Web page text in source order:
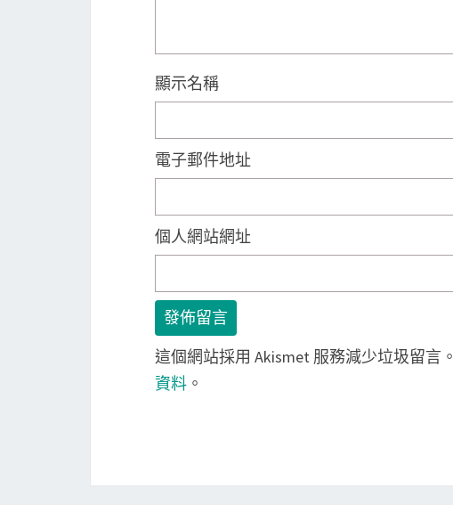
顯示名稱
電子郵件地址
個人網站網址
這個網站採用 Akismet 服務減少垃圾留言。
資料 。